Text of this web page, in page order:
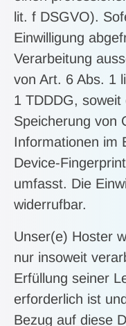
lit. f DSGVO).
Einwilligung
Verarbeitung
von Art. 6 Abs. 1
1 TDDDG, soweit
Speicherung von
Informationen im
Device-
umfasst. Die
widerrufbar.
Unser(e) Hoster
nur insoweit
Erfüllung seiner
erforderlich ist
Bezug auf diese